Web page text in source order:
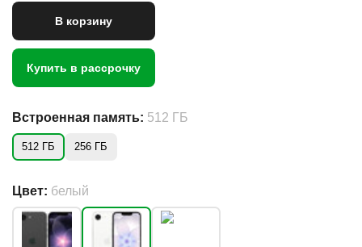
В корзину
Купить в рассрочку
Встроенная память: 512 ГБ
512 ГБ 256 ГБ
Цвет: белый